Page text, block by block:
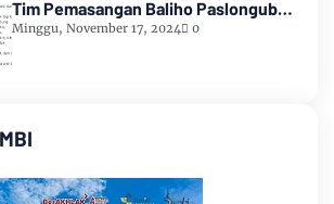
Tim Pemasangan Baliho Paslongub
Romi-Sudirman
Minggu, November 17, 2024 0